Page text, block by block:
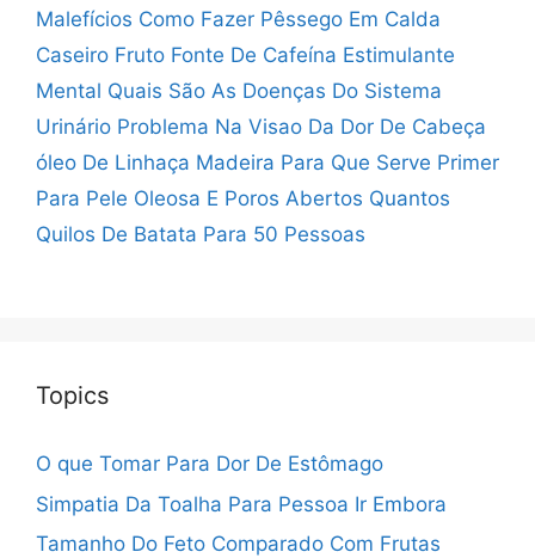
Malefícios Como Fazer Pêssego Em Calda
Caseiro Fruto Fonte De Cafeína Estimulante
Mental Quais São As Doenças Do Sistema
Urinário Problema Na Visao Da Dor De Cabeça
óleo De Linhaça Madeira Para Que Serve Primer
Para Pele Oleosa E Poros Abertos Quantos
Quilos De Batata Para 50 Pessoas
Topics
O que Tomar Para Dor De Estômago
Simpatia Da Toalha Para Pessoa Ir Embora
Tamanho Do Feto Comparado Com Frutas